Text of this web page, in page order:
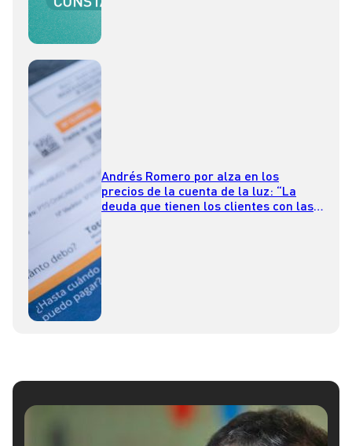
Andrés Romero por alza en los
precios de la cuenta de la luz: “La
deuda que tienen los clientes con las